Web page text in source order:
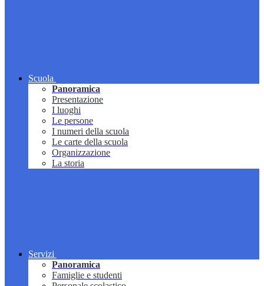
Scuola
Panoramica
Presentazione
I luoghi
Le persone
I numeri della scuola
Le carte della scuola
Organizzazione
La storia
Servizi
Panoramica
Famiglie e studenti